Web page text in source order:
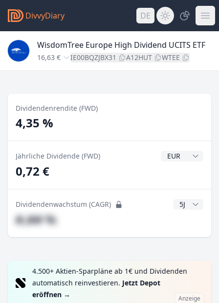
DivvyDiary DE
WisdomTree Europe High Dividend UCITS ETF
16,63 € IE00BQZJBX31 A12HUT WTEE
Dividendenrendite (FWD)
4,35 %
Jährliche Dividende (FWD)
0,72 €
Dividendenwachstum (CAGR) CAGR Jahre
#,## %
4.500+ Aktien-Sparpläne ab 1€ und Dividenden
automatisch reinvestieren. Jetzt Depot
eröffnen → Anzeige